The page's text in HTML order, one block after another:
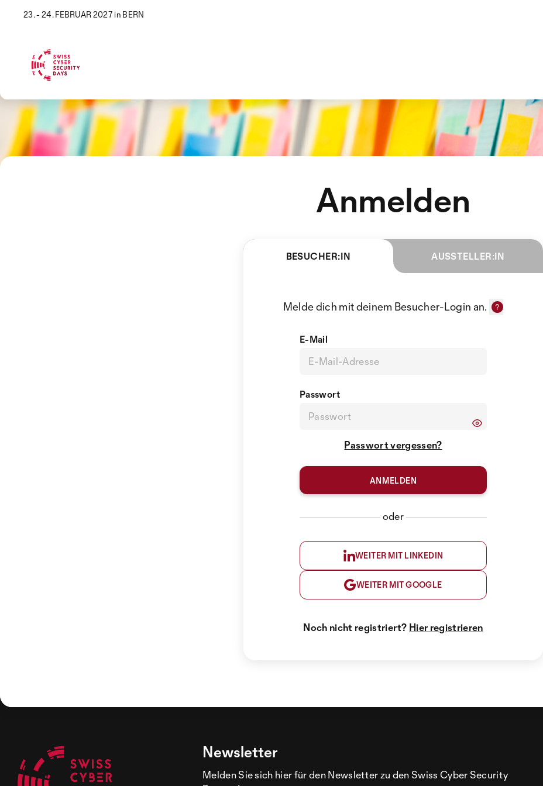
23. - 24. FEBRUAR 2027 in BERN
Anmelden
BESUCHER:IN AUSSTELLER:IN
Melde dich mit deinem Besucher-Login an.
E-Mail
Passwort
Passwort vergessen?
oder
WEITER MIT LINKEDIN
WEITER MIT GOOGLE
Noch nicht registriert? Hier registrieren
Newsletter
Melden Sie sich hier für den Newsletter zu den Swiss Cyber Security